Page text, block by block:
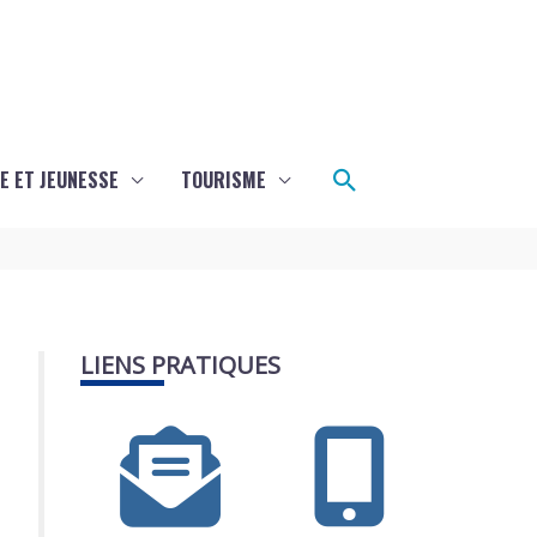
ET JEUNESSE TOURISME Rechercher
LIENS PRATIQUES